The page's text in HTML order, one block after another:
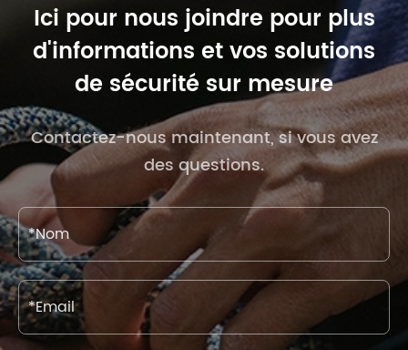
Ici pour nous joindre pour plus
d'informations et vos solutions
de sécurité sur mesure
Contactez-nous maintenant, si vous avez
des questions.